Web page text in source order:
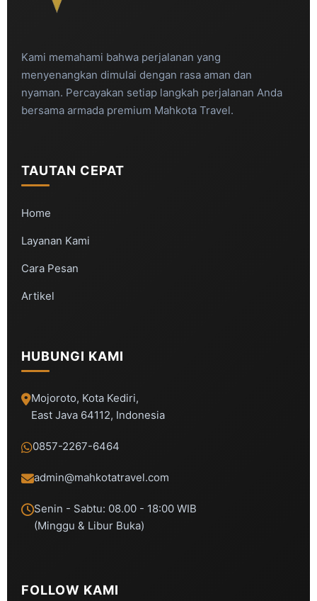
Kami memahami bahwa perjalanan yang
menyenangkan dimulai dengan rasa aman dan
nyaman. Percayakan setiap langkah perjalanan Anda
bersama armada premium Mahkota Travel.
TAUTAN CEPAT
Home
Layanan Kami
Cara Pesan
Artikel
HUBUNGI KAMI
Mojoroto, Kota Kediri,
East Java 64112, Indonesia
0857-2267-6464
admin@mahkotatravel.com
Senin - Sabtu: 08.00 - 18:00 WIB
(Minggu & Libur Buka)
FOLLOW KAMI